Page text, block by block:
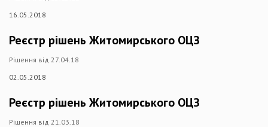
16.05.2018
Реєстр рішень Житомирського ОЦЗ
Рішення від 27.04.18
02.05.2018
Реєстр рішень Житомирського ОЦЗ
Рішення від 21.03.18